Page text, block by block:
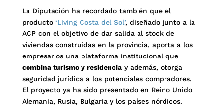
La Diputación ha recordado también que el
producto ‘Living Costa del Sol’, diseñado junto a la
ACP con el objetivo de dar salida al stock de
viviendas construidas en la provincia, aporta a los
empresarios una plataforma institucional que
combina turismo y residenciay además, otorga
seguridad jurídica a los potenciales compradores.
El proyecto ya ha sido presentado en Reino Unido,
Alemania, Rusia, Bulgaria y los países nórdicos.